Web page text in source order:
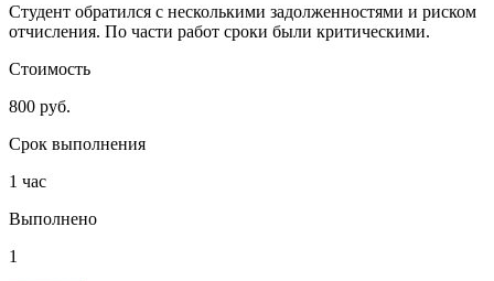
Студент обратился с несколькими задолженностями и риском
отчисления. По части работ сроки были критическими.
Стоимость
800 руб.
Срок выполнения
1 час
Выполнено
1